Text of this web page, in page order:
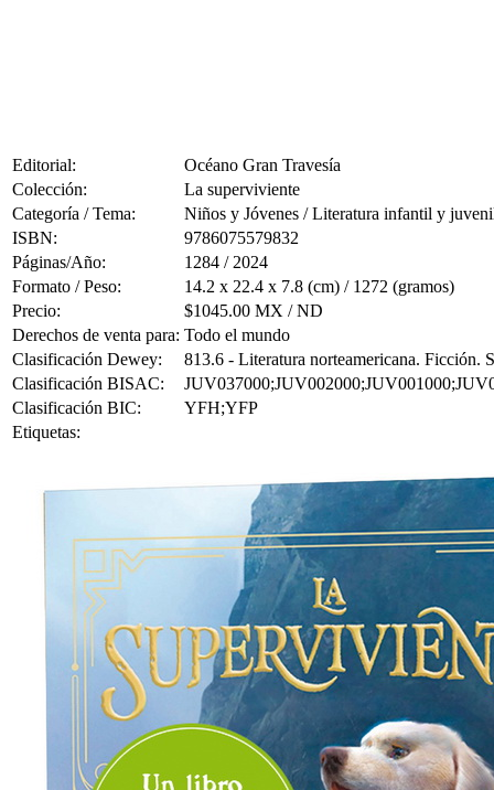
Editorial:
Océano Gran Travesía
Colección:
La superviviente
Categoría / Tema:
Niños y Jóvenes / Literatura infantil y
ISBN:
9786075579832
Páginas/Año:
1284 / 2024
Formato / Peso:
14.2 x 22.4 x 7.8 (cm) / 1272 (gramos)
Precio:
$1045.00 MX / ND
Derechos de venta para: Todo el mundo
Clasificación Dewey:
813.6 - Literatura norteamericana. Ficción.
Clasificación BISAC:
Clasificación BIC:
YFH;YFP
Etiquetas: